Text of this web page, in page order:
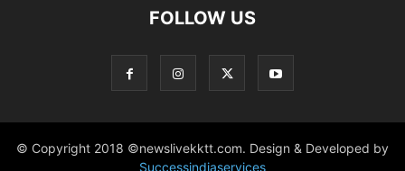
FOLLOW US
© Copyright 2018 ©newslivekktt.com. Design & Developed by
Successindiaservices